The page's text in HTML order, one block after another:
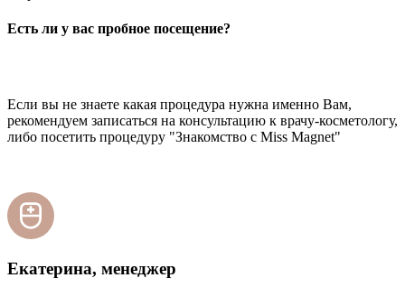
Есть ли у вас пробное посещение?
Если вы не знаете какая процедура нужна именно Вам,
рекомендуем записаться на консультацию к врачу-косметологу,
либо посетить процедуру "Знакомство с Miss Magnet"
Екатерина, менеджер